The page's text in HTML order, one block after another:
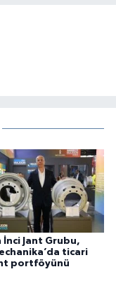
İnci Jant Grubu,
ticari
portföyünü